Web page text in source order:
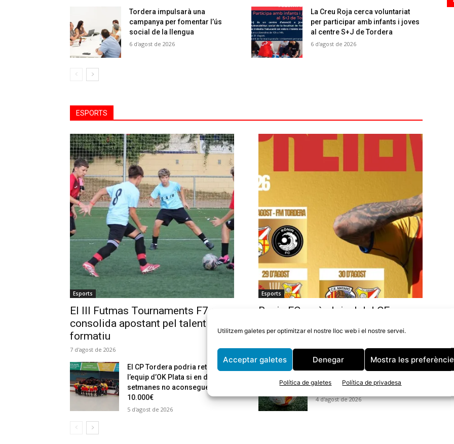
Utilitzem galetes per optimitzar el nostre lloc web i el nostre servei.
Acceptar galetes Denegar Mostra les
Política de galetes Política de privadesa
Tordera impulsarà una
campanya per fomentar l’ús
social de la llengua
6 d'agost de 2026
La Creu Roja cerca voluntariat
per participar amb infants i joves
al centre S+J de Tordera
6 d'agost de 2026
ESPORTS
Esports
El III Futmas Tournaments F7 es
consolida apostant pel talent
formatiu
7 d'agost de 2026
Esports
Ronin FC serà el rival del CF
6 d'agost de 2026
El CP Tordera podria retirar
l’equip d’OK Plata si en dues
setmanes no aconsegueixen
10.000€
5 d'agost de 2026
El CF Tordera s’enfrontarà al CE
la Copa Catalunya
4 d'agost de 2026